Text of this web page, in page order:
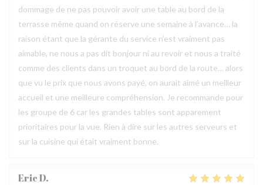
dommage de ne pas pouvoir avoir une table au bord de la
terrasse même quand on réserve une semaine à l’avance… la
raison étant que la gérante du service n’est vraiment pas
aimable, ne nous a pas dit bonjour ni au revoir et nous a traité
comme des clients dans un troquet au bord de la route… alors
que vu le prix que nous avons payé, on aurait aimé un meilleur
accueil et une meilleure compréhension. Je recommande pour
les groupe de 6 car les grandes tables sont apparement
prioritaires pour la vue. Rien à dire sur les autres serveurs et
sur la cuisine qui était vraiment bonne.
EricD